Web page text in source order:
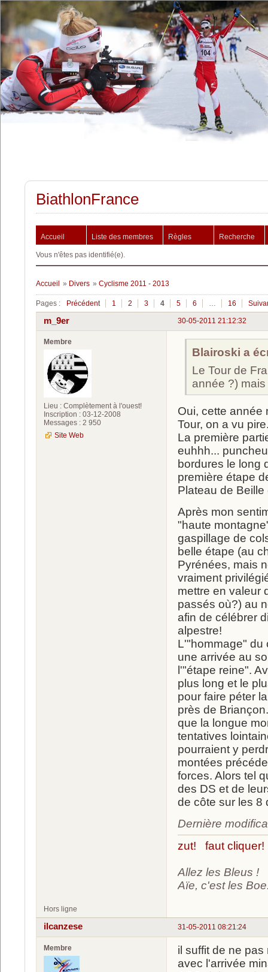
BiathlonFrance
Accueil Liste des membres Règles Recherche
Vous n'êtes pas identifié(e).
Accueil » Divers » Cyclisme 2011 - 2013
Pages : Précédent 1 2 3 4 5 6 … 16
30-05-2011 21:12:32
m_9er
Membre
Lieu : Complètement à l'ouest!
Inscription : 03-12-2008
Messages : 2 950
Site Web
Blairoski a
Le Tour de
année ?)
Oui, cette année
Tour, on a vu
La première
euhhh...
bordures le long
première étape
Plateau de
Après mon
"haute
gaspillage de
belle étape (au
Pyrénées, mais
vraiment
mettre en valeur
passés où?) au
afin de célébrer
alpestre!
L'"hommage" du
une arrivée au
l'"étape reine".
plus long et le
pour faire péter
près de
que la longue
tentatives
pourraient y
montées
forces. Alors tel
des DS et de
de côte sur les 8
Dernière
zut! faut cliquer!
Allez les Bleus !
Aïe, c'est les
Hors ligne
31-05-2011 08:21:24
ilcanzese
Membre
il suffit de ne
avec l'arrivée